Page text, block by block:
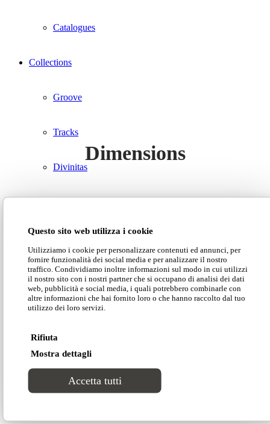
Questo sito web utilizza i cookie
Utilizziamo i cookie per personalizzare contenuti ed annunci, per
fornire funzionalità dei social media e per analizzare il nostro
traffico. Condividiamo inoltre informazioni sul modo in cui utilizzi
il nostro sito con i nostri partner che si occupano di analisi dei dati
web, pubblicità e social media, i quali potrebbero combinarle con
altre informazioni che hai fornito loro o che hanno raccolto dal tuo
utilizzo dei loro servizi.
Rifiuta
Mostra dettagli
Accetta tutti
Catalogues
Collections
Groove
Tracks
Divinitas
Classic
Lab2
Lab1
Catalogues
Dimensions
Download our catalogue
Download our price list
Download our 2D-3D models